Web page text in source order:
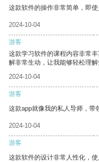
这款软件的操作非常简单，即使
2024-10-04
游客
这款学习软件的课程内容非常
解非常生动，让我能够轻松理解
2024-10-04
游客
这款app就像我的私人导师，带
2024-10-04
游客
这款软件的设计非常人性化，使